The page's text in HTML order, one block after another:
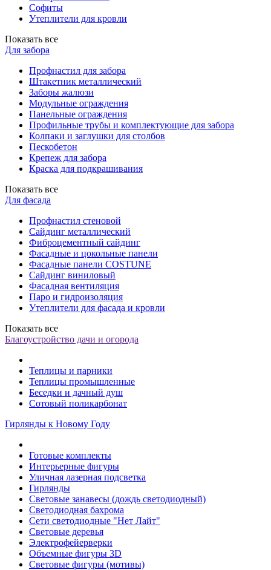
Софиты
Утеплители для кровли
Показать все
Для забора
Профнастил для забора
Штакетник металлический
Заборы жалюзи
Модульные ограждения
Панельные ограждения
Профильные трубы и комплектующие для забора
Колпаки и заглушки для столбов
Пескобетон
Крепеж для забора
Краска для подкрашивания
Показать все
Для фасада
Профнастил стеновой
Сайдинг металлический
Фиброцементный сайдинг
Фасадные и цокольные панели
Фасадные панели COSTUNE
Сайдинг виниловый
Фасадная вентиляция
Паро и гидроизоляция
Утеплители для фасада и кровли
Показать все
Благоустройство дачи и огорода
Теплицы и парники
Теплицы промышленные
Беседки и дачный душ
Сотовый поликарбонат
Гирлянды к Новому Году
Готовые комплекты
Интерьерные фигуры
Уличная лазерная подсветка
Гирлянды
Световые занавесы (дождь светодиодный)
Светодиодная бахрома
Сети светодиодные "Нет Лайт"
Световые деревья
Электрофейерверки
Объемные фигуры 3D
Световые фигуры (мотивы)